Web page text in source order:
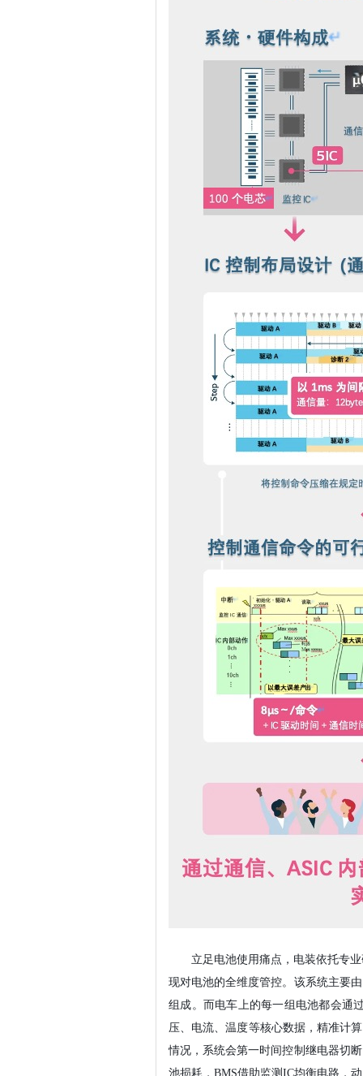
立足电池使用痛点，电装依托专
现对电池的全维度管控。该系统主要
组成。而电车上的每一组电池都会通
压、电流、温度等核心数据，精准计
情况，系统会第一时间控制继电器切
池损耗，BMS借助监测IC均衡电路，